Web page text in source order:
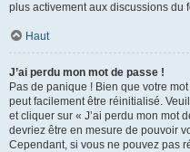
plus activement aux discussions du
Haut
J’ai perdu mon mot de passe !
Pas de panique ! Bien que votre
peut facilement être réinitialisé.
et cliquer sur « J’ai perdu mon mot
devriez être en mesure de pouvoir
Cependant, si vous ne pouvez pas